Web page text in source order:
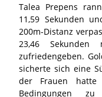
Talea Prepens
11,59 Sekunden
200m-Distanz
23,46
zufriedengeben.
sicherte sich eine
der Frauen hatte
Bedingungen